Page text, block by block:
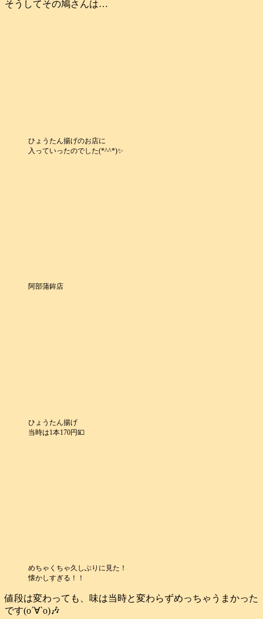
そうしてその鳩さんは…
ひょうたん揚げのお店に
入っていったのでした(*^^*)✨
阿部蒲鉾店
ひょうたん揚げ
当時は1本170円💴
めちゃくちゃ久しぶりに見た！
懐かしすぎる！！
値段は変わっても、味は当時と変わらずめっちゃうまかった
です(о´∀`о)🎶